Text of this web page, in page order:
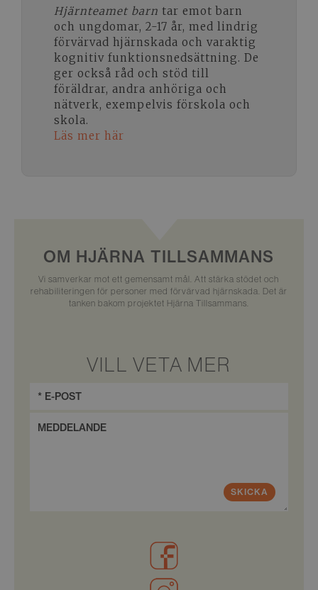
Hjärnteamet barn tar emot barn
och ungdomar, 2-17 år, med lindrig
förvärvad hjärnskada och varaktig
kognitiv funktionsnedsättning. De
ger också råd och stöd till
föräldrar, andra anhöriga och
nätverk, exempelvis förskola och
skola.
Läs mer här
OM HJÄRNA TILLSAMMANS
Vi samverkar mot ett gemensamt mål. Att stärka stödet och
rehabiliteringen för personer med förvärvad hjärnskada. Det är
tanken bakom projektet Hjärna Tillsammans.
VILL VETA MER